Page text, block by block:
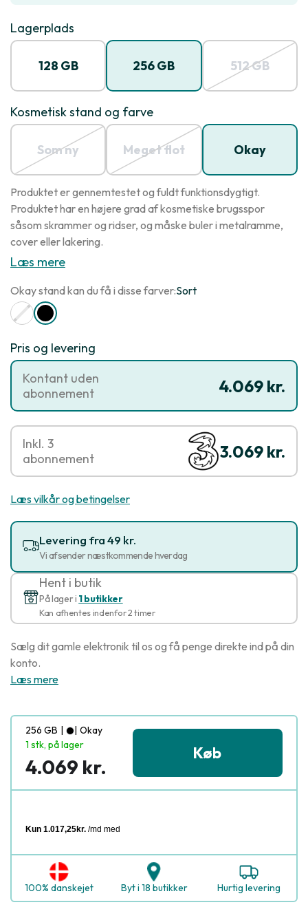
Lagerplads
128 GB 256 GB 512 GB
Kosmetisk stand og farve
Som ny Meget flot Okay
Produktet er gennemtestet og fuldt funktionsdygtigt.
Produktet har en højere grad af kosmetiske brugsspor
såsom skrammer og ridser, og måske buler i metalramme,
cover eller lakering.
Læs mere
Okay stand kan du få i disse farver:Sort
Pris og levering
4.069 kr.
Kontant uden
abonnement
3.069 kr.
Inkl. 3
abonnement
Læs vilkår og betingelser
Levering fra 49 kr.
Vi afsender næstkommende hverdag
Hent i butik
På lager i 1 butikker
Kan afhentes indenfor 2 timer
Sælg dit gamle elektronik til os og få penge direkte ind på din
konto.
Læs mere
256 GB | | Okay
1 stk, på lager
4.069 kr.
Køb
100% danskejet Byt i 18 butikker Hurtig levering